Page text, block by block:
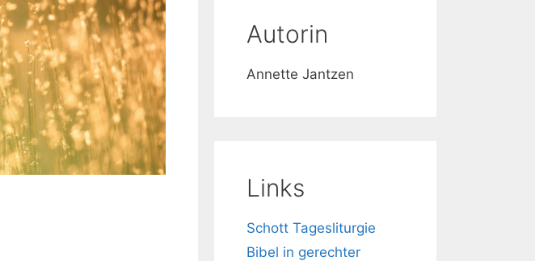
Autorin
Annette Jantzen
Links
Schott Tagesliturgie
Bibel in gerechter